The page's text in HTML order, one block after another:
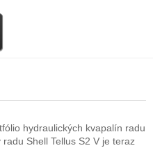
hydraulických kvapalín radu
Shell Tellus S2 V je teraz